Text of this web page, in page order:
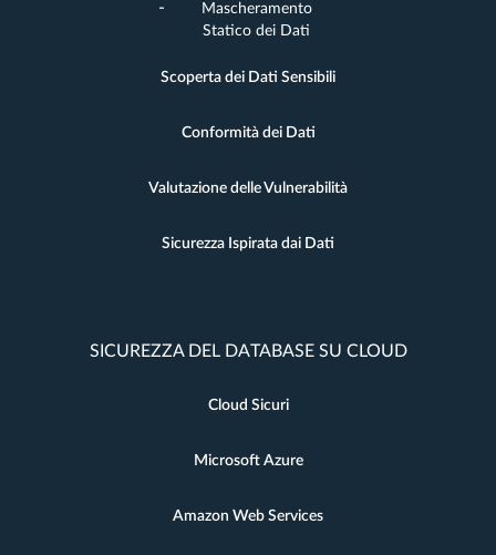
Mascheramento
Statico dei Dati
Scoperta dei Dati Sensibili
Conformità dei Dati
Valutazione delle Vulnerabilità
Sicurezza Ispirata dai Dati
SICUREZZA DEL DATABASE SU CLOUD
Cloud Sicuri
Microsoft Azure
Amazon Web Services